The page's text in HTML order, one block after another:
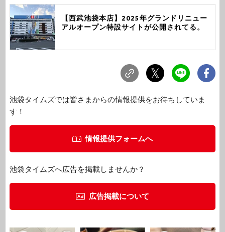
【西武池袋本店】2025年グランドリニュー
アルオープン特設サイトが公開されてる。
池袋タイムズでは皆さまからの情報提供をお待ちしていま
す！
情報提供フォームへ
池袋タイムズへ広告を掲載しませんか？
広告掲載について